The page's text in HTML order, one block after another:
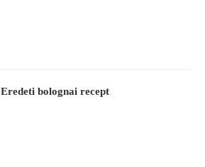
Eredeti bolognai recept